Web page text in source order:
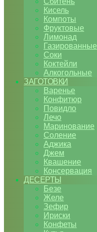
Кисель
Компоты
Фруктовые
Лимонад
Газированные
Соки
Коктейли
Алкогольные
ЗАГОТОВКИ
Варенье
Конфитюр
Повидло
Лечо
Маринование
Соление
Аджика
Джем
Квашение
Консервация
ДЕСЕРТЫ
Безе
Желе
Зефир
Ириски
Конфеты